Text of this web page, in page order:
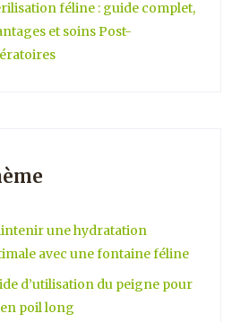
féline : guide complet,
et soins Post-
une hydratation
avec une fontaine féline
d’utilisation du peigne pour
poil long